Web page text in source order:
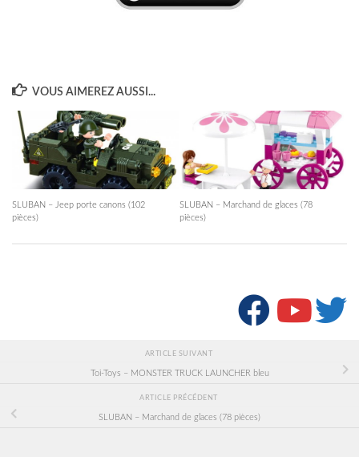
VOUS AIMEREZ AUSSI...
SLUBAN – Jeep porte canons (102
pièces)
SLUBAN – Marchand de glaces (78
pièces)
ARTICLE SUIVANT
Toi-Toys – MONSTER TRUCK LAUNCHER bleu
ARTICLE PRÉCÉDENT
SLUBAN – Marchand de glaces (78 pièces)